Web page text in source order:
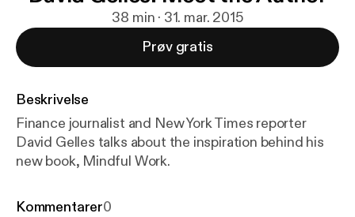
38 min · 31. mar. 2015
Prøv gratis
Beskrivelse
Finance journalist and New York Times reporter
David Gelles talks about the inspiration behind his
new book, Mindful Work.
Kommentarer0